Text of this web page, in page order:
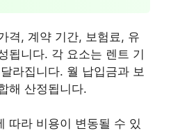
격, 계약 기간, 보험료, 유
됩니다. 각 요소는 렌트 기
라집니다. 월 납입금과 보
해 산정됩니다.
따라 비용이 변동될 수 있